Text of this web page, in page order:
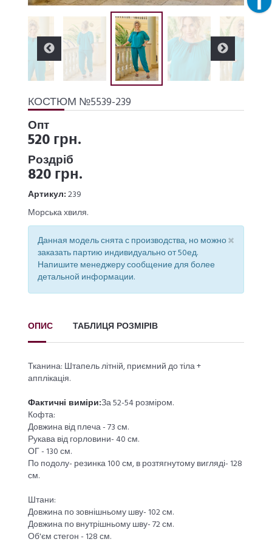
КОСТЮМ №5539-239
Опт
520 грн.
Роздріб
820 грн.
Артикул:239
Морська хвиля.
×
Данная модель снята с производства, но можно
заказать партию индивидуально от 50ед.
Напишите менеджеру сообщение для более
детальной информации.
ОПИС ТАБЛИЦЯ РОЗМІРІВ
Тканина: Штапель літній, приємний до тіла +
апплікація.
Фактичні виміри:За 52-54 розміром.
Кофта:
Довжина від плеча - 73 см.
Рукава від горловини- 40 см.
ОГ - 130 см.
По подолу- резинка 100 см, в розтягнутому вигляді- 128
см.
Штани:
Довжина по зовнішньому шву- 102 см.
Довжина по внутрішньому шву- 72 см.
Об'єм стегон - 128 см.